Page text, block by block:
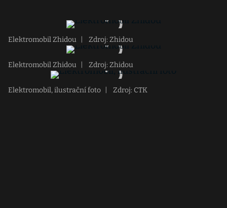
Elektromobil Zhidou Zdroj: Zhidou
Elektromobil Zhidou Zdroj: Zhidou
Elektromobil, ilustrační foto Zdroj: CTK